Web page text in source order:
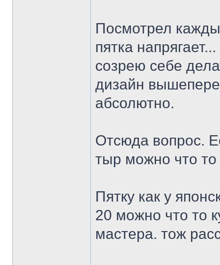
Посмотрел
пятка
созрею себе
дизайн
абсолютно.
Отсюда вопрос.
тыр можно что
Пятку как у
20 можно что то
мастера. тож